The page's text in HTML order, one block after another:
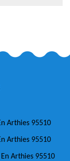
Arthies 95510
Arthies 95510
Arthies 95510